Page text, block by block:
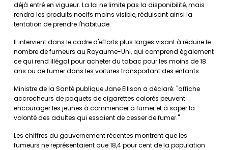
déjà entré en vigueur. La loi ne limite pas la disponibilité, mais
rendra les produits nocifs moins visible, réduisant ainsi la
tentation de prendre l'habitude.
Il intervient dans le cadre d'efforts plus larges visant à réduire le
nombre de fumeurs au Royaume-Uni, qui comprend également
ce qui rend illégal pour acheter du tabac pour les moins de 18
ans ou de fumer dans les voitures transportant des enfants.
Ministre de la Santé publique Jane Ellison a déclaré: "affiche
accrocheurs de paquets de cigarettes colorés peuvent
encourager les jeunes à commencer à fumer et à saper la
volonté des adultes qui essaient de cesser de fumer."
Les chiffres du gouvernement récentes montrent que les
fumeurs ne représentaient que 18,4 pour cent de la population